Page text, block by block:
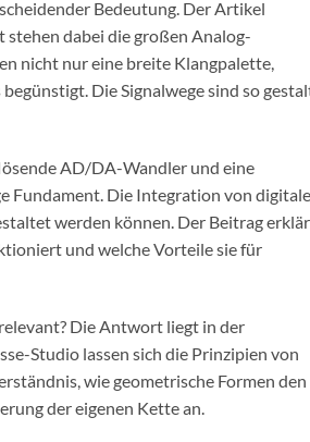
Bedeutung. Der Artikel
dabei die großen Analog-
nicht nur eine breite Klangpalette,
Die Signalwege sind so
AD/DA-Wandler und eine
Fundament. Die Integration von
werden können. Der Beitrag
und welche Vorteile sie für
Die Antwort liegt in der
Studio lassen sich die Prinzipien von
wie geometrische Formen den
der eigenen Kette an.